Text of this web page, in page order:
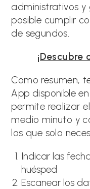
administrativos y
posible cumplir
de segundos.
¡Descubre
Como resumen,
App disponible
permite realizar
medio minuto y
los que solo
Indicar las
huésped
Escanear los